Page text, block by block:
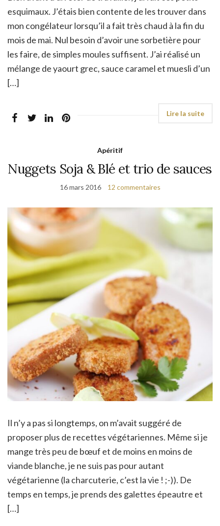
esquimaux. J’étais bien contente de les trouver dans
mon congélateur lorsqu’il a fait très chaud à la fin du
mois de mai. Nul besoin d’avoir une sorbetière pour
les faire, de simples moules suffisent. J’ai réalisé un
mélange de yaourt grec, sauce caramel et muesli d’un
[…]
Apéritif
Nuggets Soja & Blé et trio de sauces
16 mars 2016 12 commentaires
Il n’y a pas si longtemps, on m’avait suggéré de
proposer plus de recettes végétariennes. Même si je
mange très peu de bœuf et de moins en moins de
viande blanche, je ne suis pas pour autant
végétarienne (la charcuterie, c’est la vie ! ;-)). De
temps en temps, je prends des galettes épeautre et
[…]